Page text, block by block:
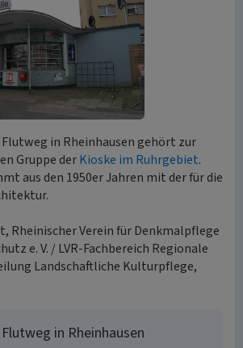
in Rheinhausen gehört zur
Gruppe derKioske im Ruhrgebiet.
aus den 1950er Jahren mit der für die
Rheinischer Verein für Denkmalpflege
e. V. / LVR-Fachbereich Regionale
Landschaftliche Kulturpflege,
in Rheinhausen